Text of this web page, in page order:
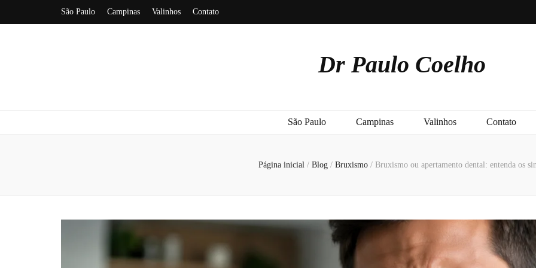
São Paulo Campinas Valinhos Contato
Dr Paulo Coelho
São Paulo Campinas Valinhos Contato
Página inicial / Blog / Bruxismo / Bruxismo ou apertamento dental: entenda os